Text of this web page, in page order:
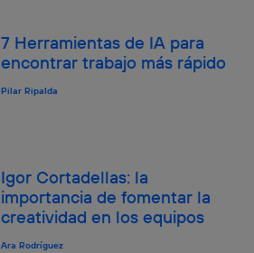
7 Herramientas de IA para
encontrar trabajo más rápido
Pilar Ripalda
Igor Cortadellas: la
importancia de fomentar la
creatividad en los equipos
Ara Rodríguez